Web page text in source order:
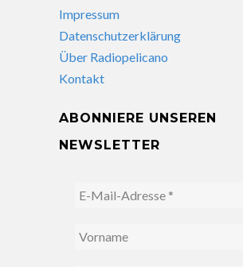
Impressum
Datenschutzerklärung
Über Radiopelicano
Kontakt
ABONNIERE UNSEREN
NEWSLETTER